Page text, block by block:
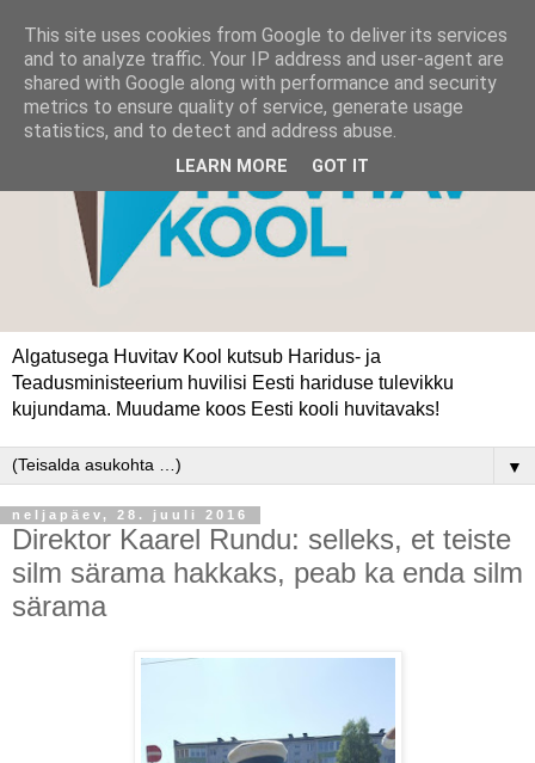
Algatusega Huvitav Kool kutsub Haridus- ja
Teadusministeerium huvilisi Eesti hariduse tulevikku
kujundama. Muudame koos Eesti kooli huvitavaks!
▼
neljapäev, 28. juuli 2016
Direktor Kaarel Rundu: selleks, et teiste
silm särama hakkaks, peab ka enda silm
särama
This site uses cookies from Google to deliver its services
and to analyze traffic. Your IP address and user-agent are
shared with Google along with performance and security
metrics to ensure quality of service, generate usage
statistics, and to detect and address abuse.
LEARN MORE GOT IT